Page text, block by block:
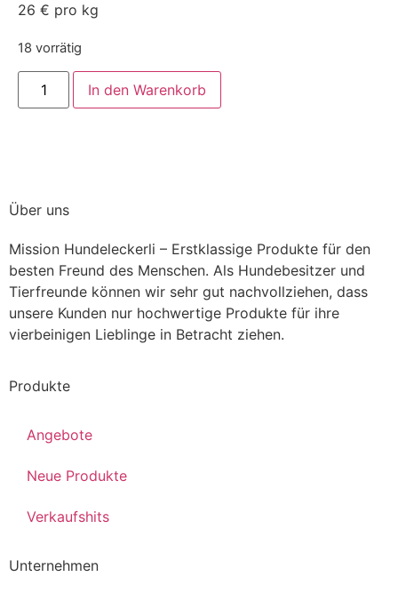
26 € pro kg
18 vorrätig
In den Warenkorb
Über uns
Mission Hundeleckerli – Erstklassige Produkte für den
besten Freund des Menschen. Als Hundebesitzer und
Tierfreunde können wir sehr gut nachvollziehen, dass
unsere Kunden nur hochwertige Produkte für ihre
vierbeinigen Lieblinge in Betracht ziehen.
Produkte
Angebote
Neue Produkte
Verkaufshits
Unternehmen